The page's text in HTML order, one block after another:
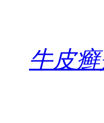
牛皮